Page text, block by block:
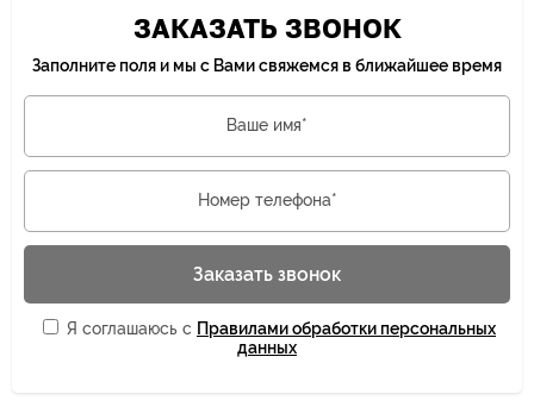
ЗАКАЗАТЬ ЗВОНОК
Заполните поля и мы с Вами свяжемся в ближайшее время
Ваше имя*
Номер телефона*
Заказать звонок
Я соглашаюсь с Правилами обработки персональных
данных